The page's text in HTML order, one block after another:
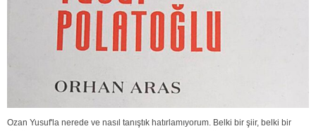
Ozan Yusuf'la nerede ve nasıl tanıştık hatırlamıyorum. Belki bir şiir, belki bir